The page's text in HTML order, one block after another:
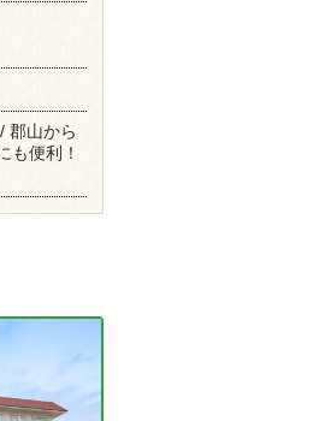
郡山から
も便利！